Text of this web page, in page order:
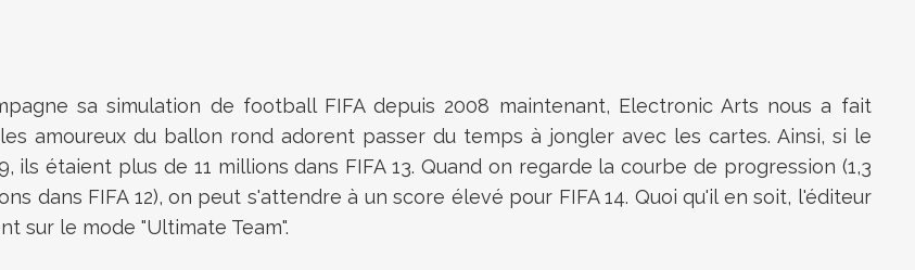
sa simulation de football FIFA depuis 2008 maintenant, Electronic Arts nous a fait
amoureux du ballon rond adorent passer du temps à jongler avec les cartes. Ainsi, si le
ils étaient plus de 11 millions dans FIFA 13. Quand on regarde la courbe de progression (1,3
dans FIFA 12), on peut s'attendre à un score élevé pour FIFA 14. Quoi qu'il en soit, l'éditeur
sur le mode "Ultimate Team".